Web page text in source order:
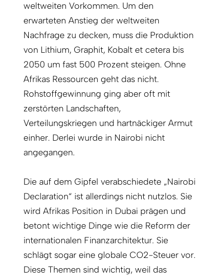
weltweiten Vorkommen. Um den
erwarteten Anstieg der weltweiten
Nachfrage zu decken, muss die Produktion
von Lithium, Graphit, Kobalt et cetera bis
2050 um fast 500 Prozent steigen. Ohne
Afrikas Ressourcen geht das nicht.
Rohstoffgewinnung ging aber oft mit
zerstörten Landschaften,
Verteilungskriegen und hartnäckiger Armut
einher. Derlei wurde in Nairobi nicht
angegangen.
Die auf dem Gipfel verabschiedete „Nairobi
Declaration“ ist allerdings nicht nutzlos. Sie
wird Afrikas Position in Dubai prägen und
betont wichtige Dinge wie die Reform der
internationalen Finanzarchitektur. Sie
schlägt sogar eine globale CO2-Steuer vor.
Diese Themen sind wichtig, weil das